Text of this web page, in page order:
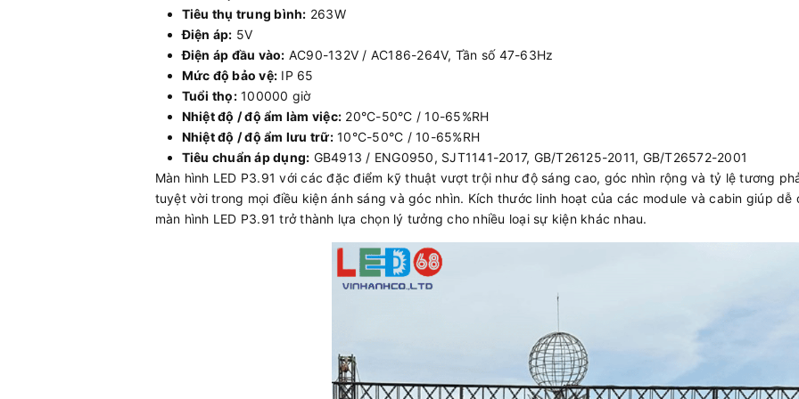
Tiêu thụ trung bình: 263W
Điện áp: 5V
Điện áp đầu vào: AC90-132V / AC186-264V, Tần số 47-63Hz
Mức độ bảo vệ: IP 65
Tuổi thọ:100000 giờ
Nhiệt độ / độ ẩm làm việc: 20°C-50°C / 10-65%RH
Nhiệt độ / độ ẩm lưu trữ:10°C-50°C / 10-65%RH
Tiêu chuẩn áp dụng: GB4913 / ENG0950, SJT1141-2017, GB/T26125-2011, GB/T26572-2001
Màn hình LED P3.91 với các đặc điểm kỹ thuật vượt trội như độ sáng cao, góc nhìn rộng và tỷ lệ tương
tuyệt vời trong mọi điều kiện ánh sáng và góc nhìn. Kích thước linh hoạt của các module và cabin giúp
màn hình LED P3.91 trở thành lựa chọn lý tưởng cho nhiều loại sự kiện khác nhau.